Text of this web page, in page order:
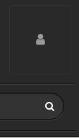
Toggle